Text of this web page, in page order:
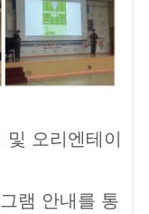
오리엔테이
램 안내를 통